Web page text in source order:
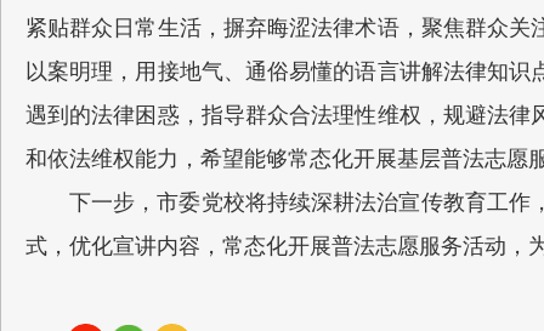
紧贴群众日常生活，摒弃晦涩法律术语，聚焦群众
以案明理，用接地气、通俗易懂的语言讲解法律知
遇到的法律困惑，指导群众合法理性维权，规避法
和依法维权能力，希望能够常态化开展基层普法志愿
下一步，市委党校将持续深耕法治宣传教育工
式，优化宣讲内容，常态化开展普法志愿服务活动